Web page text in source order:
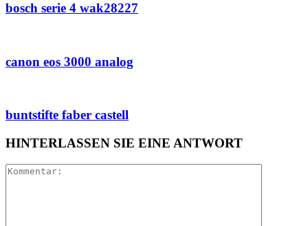
bosch serie 4 wak28227
canon eos 3000 analog
buntstifte faber castell
HINTERLASSEN SIE EINE ANTWORT